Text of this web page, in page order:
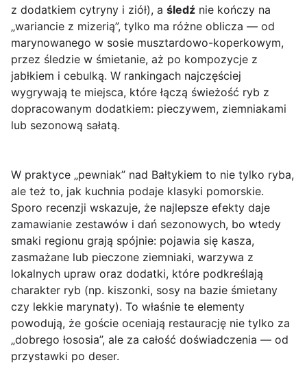
z dodatkiem cytryny i ziół), a śledź nie kończy na
„wariancie z mizerią”, tylko ma różne oblicza — od
marynowanego w sosie musztardowo-koperkowym,
przez śledzie w śmietanie, aż po kompozycje z
jabłkiem i cebulką. W rankingach najczęściej
wygrywają te miejsca, które łączą świeżość ryb z
dopracowanym dodatkiem: pieczywem, ziemniakami
lub sezonową sałatą.
W praktyce „pewniak” nad Bałtykiem to nie tylko ryba,
ale też to, jak kuchnia podaje klasyki pomorskie.
Sporo recenzji wskazuje, że najlepsze efekty daje
zamawianie zestawów i dań sezonowych, bo wtedy
smaki regionu grają spójnie: pojawia się kasza,
zasmażane lub pieczone ziemniaki, warzywa z
lokalnych upraw oraz dodatki, które podkreślają
charakter ryb (np. kiszonki, sosy na bazie śmietany
czy lekkie marynaty). To właśnie te elementy
powodują, że goście oceniają restaurację nie tylko za
„dobrego łososia”, ale za całość doświadczenia — od
przystawki po deser.